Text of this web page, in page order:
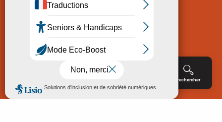
Rechercher
Politique de Protection des données
Consentement
Accessibilité : non conforme